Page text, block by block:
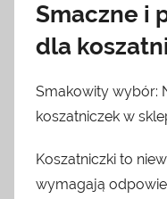
Smaczne i
dla
Smakowity wybór:
koszatniczek w
Koszatniczki to
wymagają